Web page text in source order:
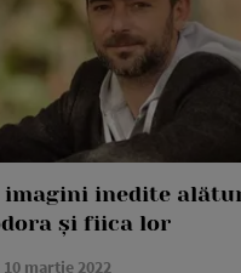
imagini inedite
și fiica lor
10 martie 2022